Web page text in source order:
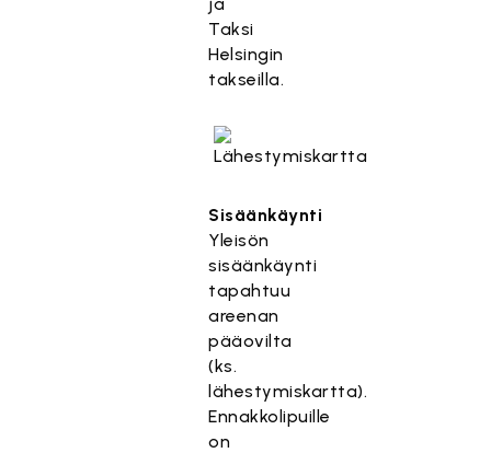
Taksi
Helsingin
takseilla.
Sisäänkäynti
Yleisön
sisäänkäynti
tapahtuu
areenan
pääovilta
(ks.
lähestymiskartta).
Ennakkolipuille
on